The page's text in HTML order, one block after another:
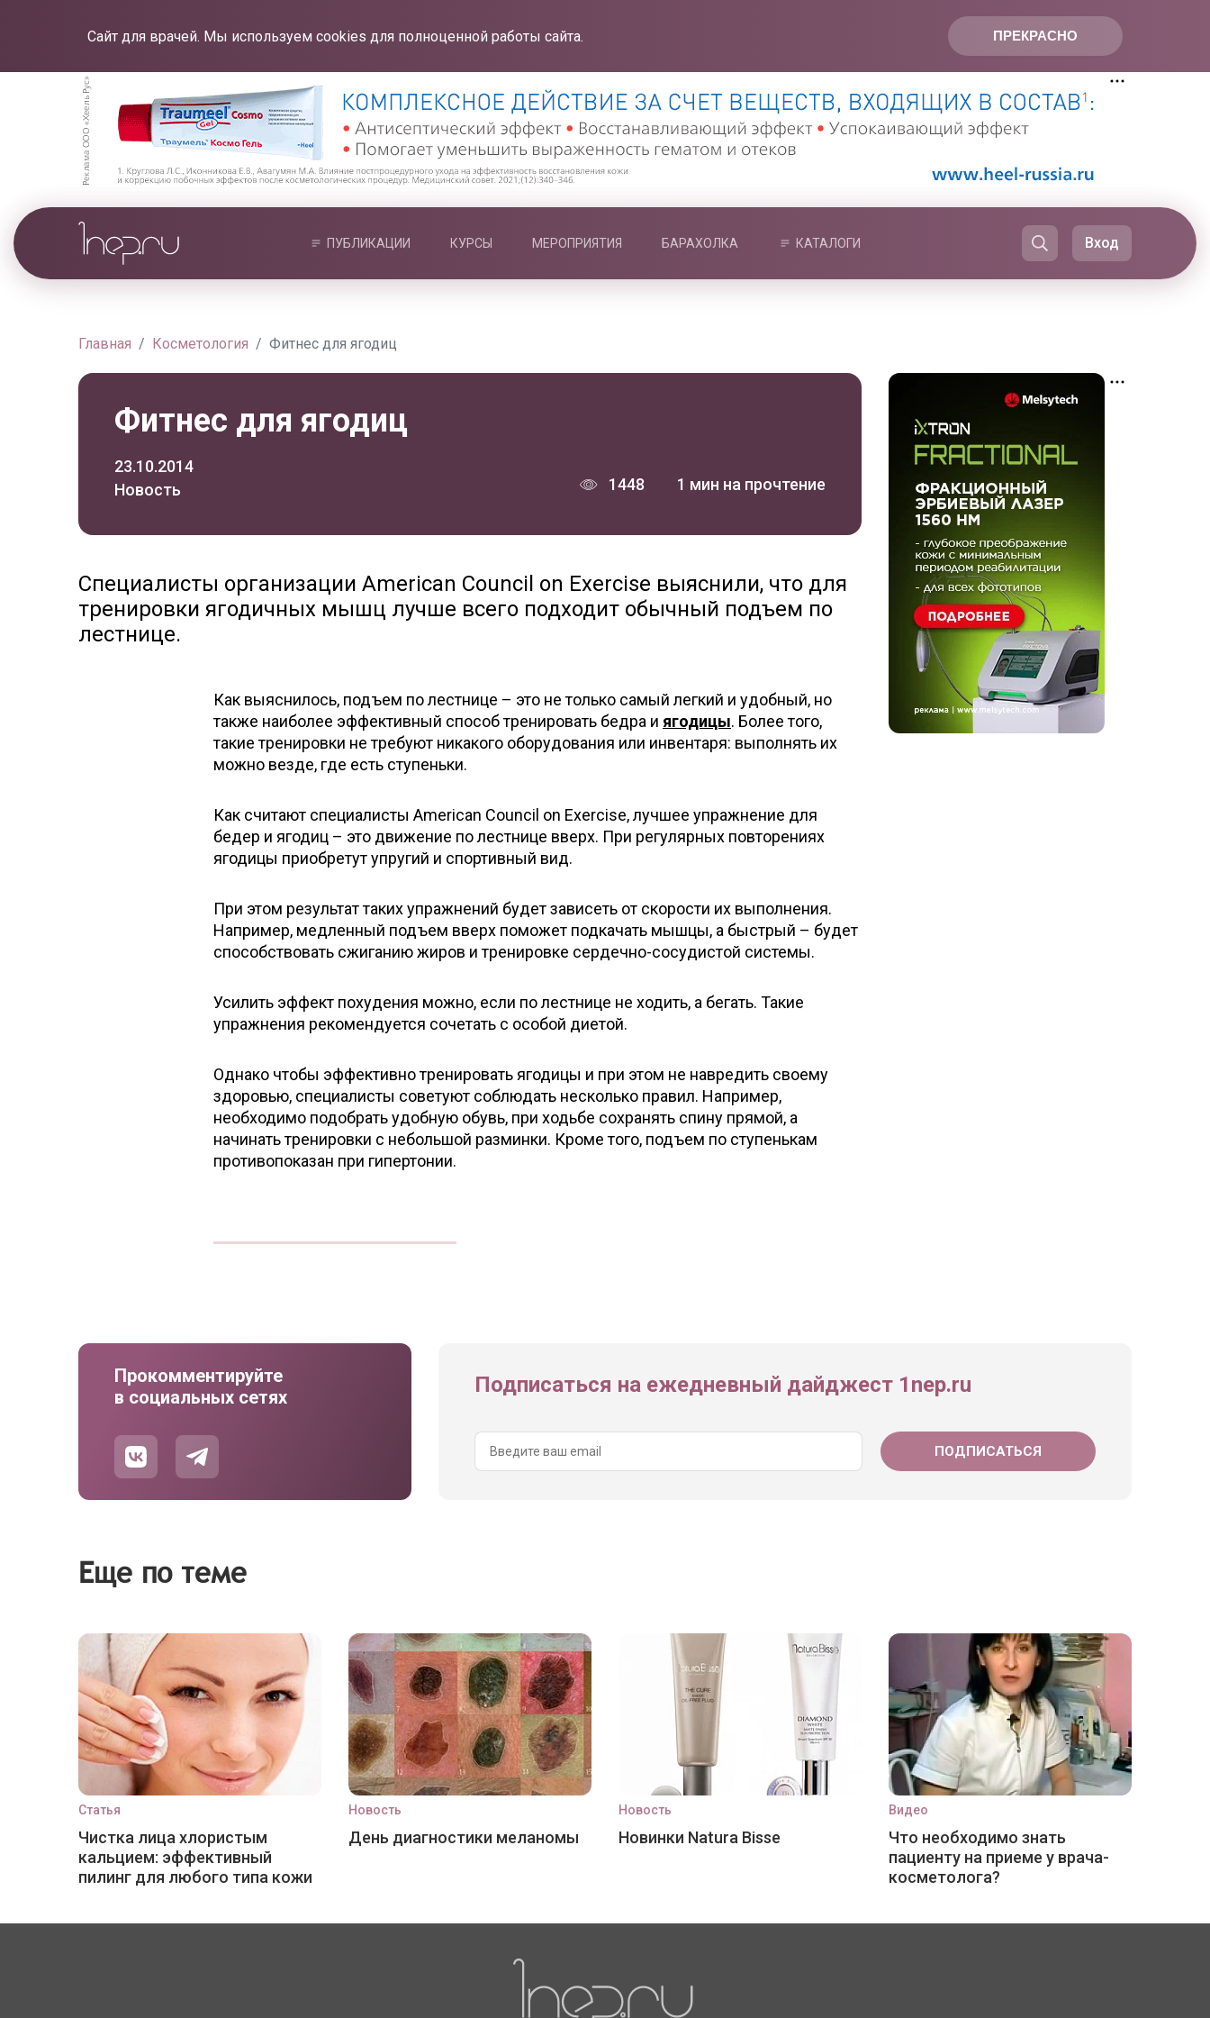
ПРЕКРАСНО
Сайт для врачей. Мы используем cookies для полноценной работы сайта.
ПУБЛИКАЦИИ КУРСЫ МЕРОПРИЯТИЯ БАРАХОЛКА КАТАЛОГИ Вход
Главная Косметология Фитнес для ягодиц
Фитнес для ягодиц
23.10.2014
Новость
1448 1 мин на прочтение
Специалисты организации American Council on Exercise выяснили, что для
тренировки ягодичных мышц лучше всего подходит обычный подъем по
лестнице.
Как выяснилось, подъем по лестнице – это не только самый легкий и удобный, но
также наиболее эффективный способ тренировать бедра и ягодицы. Более того,
такие тренировки не требуют никакого оборудования или инвентаря: выполнять их
можно везде, где есть ступеньки.
Как считают специалисты American Council on Exercise, лучшее упражнение для
бедер и ягодиц – это движение по лестнице вверх. При регулярных повторениях
ягодицы приобретут упругий и спортивный вид.
При этом результат таких упражнений будет зависеть от скорости их выполнения.
Например, медленный подъем вверх поможет подкачать мышцы, а быстрый – будет
способствовать сжиганию жиров и тренировке сердечно-сосудистой системы.
Усилить эффект похудения можно, если по лестнице не ходить, а бегать. Такие
упражнения рекомендуется сочетать с особой диетой.
Однако чтобы эффективно тренировать ягодицы и при этом не навредить своему
здоровью, специалисты советуют соблюдать несколько правил. Например,
необходимо подобрать удобную обувь, при ходьбе сохранять спину прямой, а
начинать тренировки с небольшой разминки. Кроме того, подъем по ступенькам
противопоказан при гипертонии.
Прокомментируйте
в социальных сетях
Подписаться на ежедневный дайджест 1nep.ru
Еще по теме
Статья
Чистка лица хлористым
кальцием: эффективный
пилинг для любого типа кожи
Новость
День диагностики меланомы
Новость
Новинки Natura Bisse
Видео
Что необходимо знать
пациенту на приеме у врача-
косметолога?